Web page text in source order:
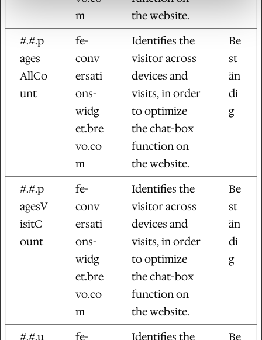
m
the website.
#.#.p
ages
AllCo
unt
fe-
conv
ersati
ons-
widg
et.bre
vo.co
m
Identifies the
visitor across
devices and
visits, in order
to optimize
the chat-box
function on
the website.
Be
st
än
di
g
#.#.p
agesV
isitC
ount
fe-
conv
ersati
ons-
widg
et.bre
vo.co
m
Identifies the
visitor across
devices and
visits, in order
to optimize
the chat-box
function on
the website.
Be
st
än
di
g
#.#.u
fe-
Identifies the
Be